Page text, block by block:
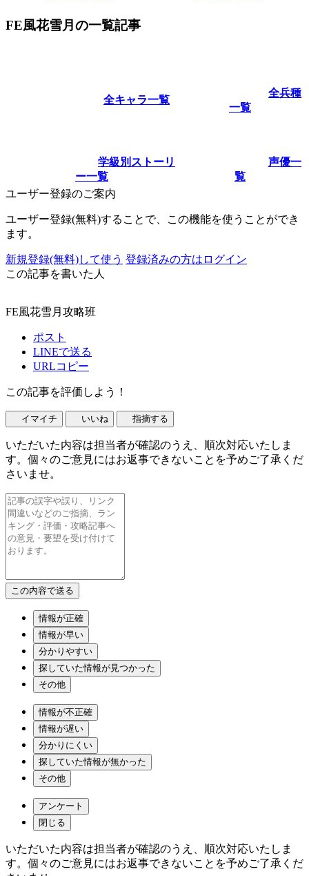
FE風花雪月の一覧記事
全キャラ一覧
全兵種
一覧
学級別ストーリ
ー一覧
声優一
覧
ユーザー登録のご案内
ユーザー登録(無料)することで、この機能を使うことができ
ます。
新規登録(無料)して使う 登録済みの方はログイン
この記事を書いた人
FE風花雪月攻略班
ポスト
LINEで送る
URLコピー
この記事を評価しよう！
イマイチ いいね 指摘する
いただいた内容は担当者が確認のうえ、順次対応いたしま
す。個々のご意見にはお返事できないことを予めご了承くだ
さいませ。
情報が正確
情報が早い
分かりやすい
探していた情報が見つかった
その他
情報が不正確
情報が遅い
分かりにくい
探していた情報が無かった
その他
アンケート
閉じる
いただいた内容は担当者が確認のうえ、順次対応いたしま
す。個々のご意見にはお返事できないことを予めご了承くだ